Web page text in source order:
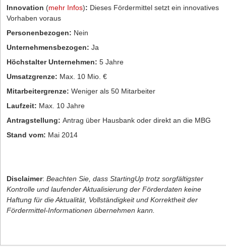
Innovation (mehr Infos): Dieses Fördermittel setzt ein innovatives
Vorhaben voraus
Personenbezogen: Nein
Unternehmensbezogen: Ja
Höchstalter Unternehmen: 5 Jahre
Umsatzgrenze: Max. 10 Mio. €
Mitarbeitergrenze: Weniger als 50 Mitarbeiter
Laufzeit: Max. 10 Jahre
Antragstellung: Antrag über Hausbank oder direkt an die MBG
Stand vom: Mai 2014
Disclaimer: Beachten Sie, dass StartingUp trotz sorgfältigster
Kontrolle und laufender Aktualisierung der Förderdaten keine
Haftung für die Aktualität, Vollständigkeit und Korrektheit der
Fördermittel-Informationen übernehmen kann.